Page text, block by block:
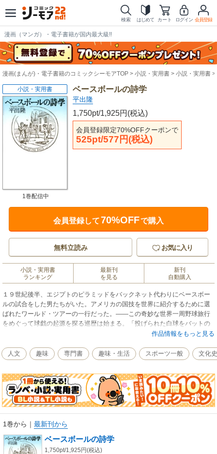
検索 はじめて カート ログイン 会員登録
漫画（マンガ）・電子書籍が国内最大級!!
漫画(まんが)・電子書籍のコミックシーモアTOP 小説・実用書 小説・実用書
ベースボールの詩学
平出隆
1,750pt/1,925円(税込)
会員登録限定70%OFFクーポンで
525pt/577円(税込)
小説・実用書
1巻配信中
会員登録して70%OFFで購入
無料立読み お気に入り
小説・実用書
ランキング
最新刊
を見る
新刊
自動購入
１９世紀後半、エジプトのピラミッドをバックネット代わりにベースボー
ルの試合をした男たちがいた。アメリカの国技を世界に紹介するために選
ばれたワールド・ツアーの一行だった。――この奇妙な世界一周野球旅行
をめぐって球戯の起源を探る巡歴は始まる。「投げられた白球をバットの
真芯でとらえ、野の涯へと打ち返すときのあのいい知れぬ快感……」。野
求した、まったく新しい野球論の誕生。
作品情報をもっと見る
人文 趣味 専門書 趣味・生活 スポーツ一般 文化
1巻から ｜ 最新刊から
ベースボールの詩学
1,750pt/1,925円(税込)